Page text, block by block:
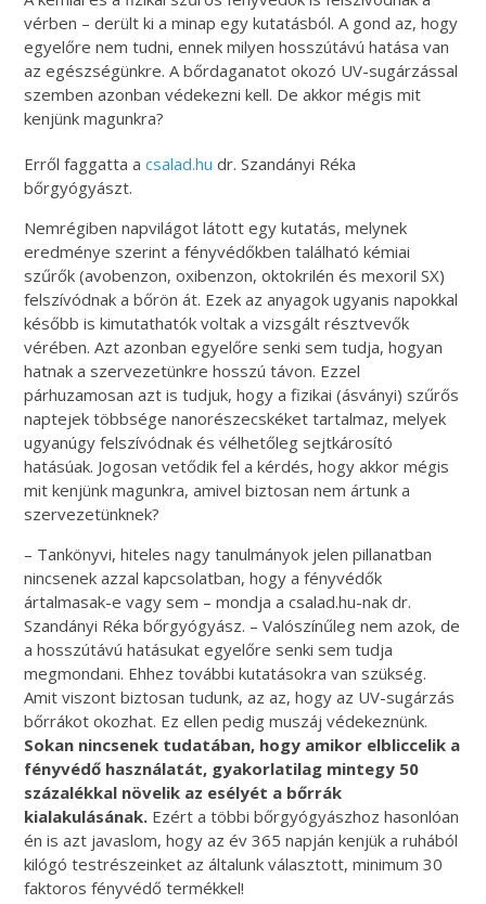
vérben – derült ki a minap egy kutatásból. A gond az, hogy
egyelőre nem tudni, ennek milyen hosszútávú hatása van
az egészségünkre. A bőrdaganatot okozó UV-sugárzással
szemben azonban védekezni kell. De akkor mégis mit
kenjünk magunkra?
Erről faggatta acsalad.hu dr. Szandányi Réka
bőrgyógyászt.
Nemrégiben napvilágot látott egy kutatás, melynek
eredménye szerint a fényvédőkben található kémiai
szűrők (avobenzon, oxibenzon, oktokrilén és mexoril SX)
felszívódnak a bőrön át. Ezek az anyagok ugyanis napokkal
később is kimutathatók voltak a vizsgált résztvevők
vérében. Azt azonban egyelőre senki sem tudja, hogyan
hatnak a szervezetünkre hosszú távon. Ezzel
párhuzamosan azt is tudjuk, hogy a fizikai (ásványi) szűrős
naptejek többsége nanorészecskéket tartalmaz, melyek
ugyanúgy felszívódnak és vélhetőleg sejtkárosító
hatásúak. Jogosan vetődik fel a kérdés, hogy akkor mégis
mit kenjünk magunkra, amivel biztosan nem ártunk a
szervezetünknek?
– Tankönyvi, hiteles nagy tanulmányok jelen pillanatban
nincsenek azzal kapcsolatban, hogy a fényvédők
ártalmasak-e vagy sem – mondja a csalad.hu-nak dr.
Szandányi Réka bőrgyógyász. – Valószínűleg nem azok, de
a hosszútávú hatásukat egyelőre senki sem tudja
megmondani. Ehhez további kutatásokra van szükség.
Amit viszont biztosan tudunk, az az, hogy az UV-sugárzás
bőrrákot okozhat. Ez ellen pedig muszáj védekeznünk.
Sokan nincsenek tudatában, hogy amikor elbliccelik a
fényvédő használatát, gyakorlatilag mintegy 50
százalékkal növelik az esélyét a bőrrák
kialakulásának. Ezért a többi bőrgyógyászhoz hasonlóan
én is azt javaslom, hogy az év 365 napján kenjük a ruhából
kilógó testrészeinket az általunk választott, minimum 30
faktoros fényvédő termékkel!